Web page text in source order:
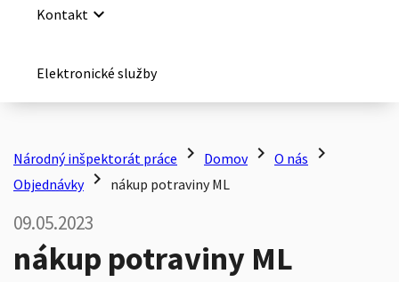
Kontakt keyboard_arrow_down
Elektronické služby
Národný inšpektorát práce chevron_right Domov chevron_right O nás chevron_right
Objednávky chevron_right nákup potraviny ML
09.05.2023
nákup potraviny ML